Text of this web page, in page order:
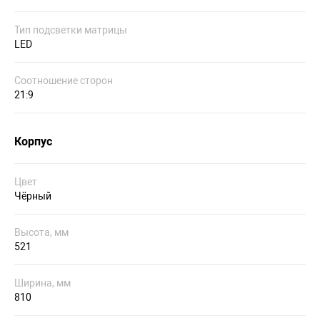
Тип подсветки матрицы
LED
Соотношение сторон
21:9
Корпус
Цвет
Чёрный
Высота, мм
521
Ширина, мм
810